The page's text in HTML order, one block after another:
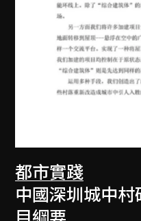
都市實踐
中國深圳城中